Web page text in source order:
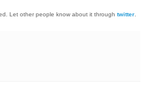
Let other people know about it through twitter